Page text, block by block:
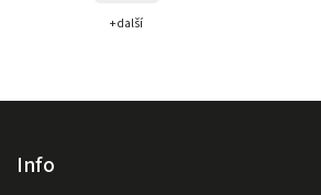
+ další
Info